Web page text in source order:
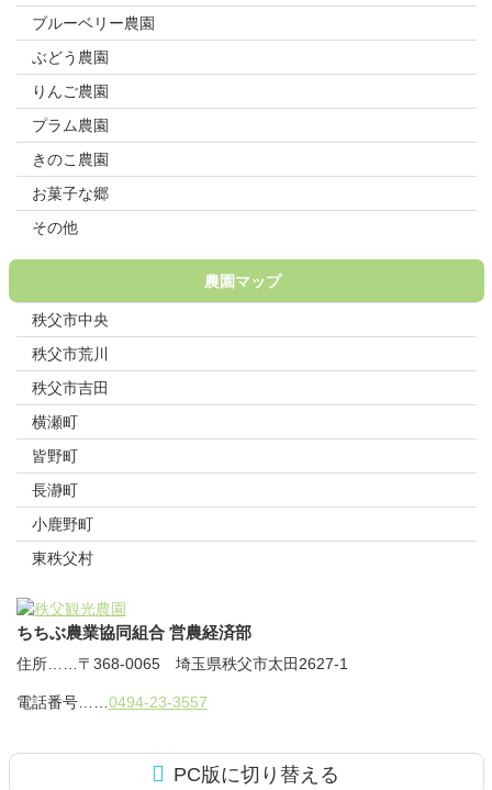
ブルーベリー農園
ぶどう農園
りんご農園
プラム農園
きのこ農園
お菓子な郷
その他
農園マップ
秩父市中央
秩父市荒川
秩父市吉田
横瀬町
皆野町
長瀞町
小鹿野町
東秩父村
ちちぶ農業協同組合 営農経済部
住所……〒368-0065 埼玉県秩父市太田2627-1
電話番号……0494-23-3557
PC版に切り替える